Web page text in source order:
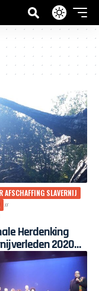
AFSCHAFFING SLAVERNIJ
Herdenking
2020
publiek